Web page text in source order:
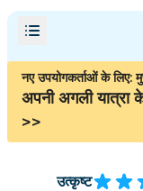
नए उपयोगकर्ताओं के लिए:
अपनी अगली
>>
उत्कृष्ट